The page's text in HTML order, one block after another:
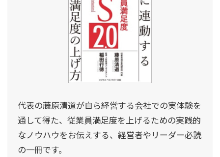
代表の藤原清道が自ら経営する会社での実体験を
通して得た、従業員満足度を上げるための実践的
なノウハウをお伝えする、経営者やリーダー必読
の一冊です。